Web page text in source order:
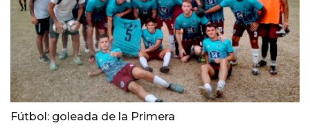
Fútbol: goleada de la Primera